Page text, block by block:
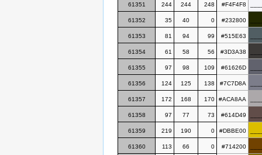
61351 244 244 248 #F4F4F8
61352 35 40 0 #232800
61353 81 94 99 #515E63
61354 61 58 56 #3D3A38
61355 97 98 109 #61626D
61356 124 125 138 #7C7D8A
61357 172 168 170 #ACA8AA
61358 97 77 73 #614D49
61359 219 190 0 #DBBE00
61360 113 66 0 #714200